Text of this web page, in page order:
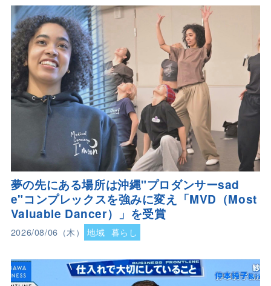
夢の先にある場所は沖縄"プロダンサーsad
e"コンプレックスを強みに変え「MVD（Most
Valuable Dancer）」を受賞
2026/08/06（木） 地域 暮らし